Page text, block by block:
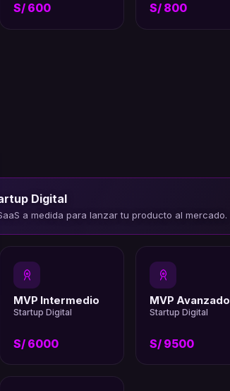
S/ 600 S/ 800
Digital
a medida para lanzar tu producto al mercado.
MVP Intermedio
Startup Digital
S/ 6000
MVP Avanzado
Startup Digital
S/ 9500